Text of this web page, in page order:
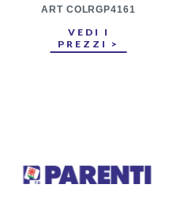
ART COLRGP4161
VEDI I
PREZZI >